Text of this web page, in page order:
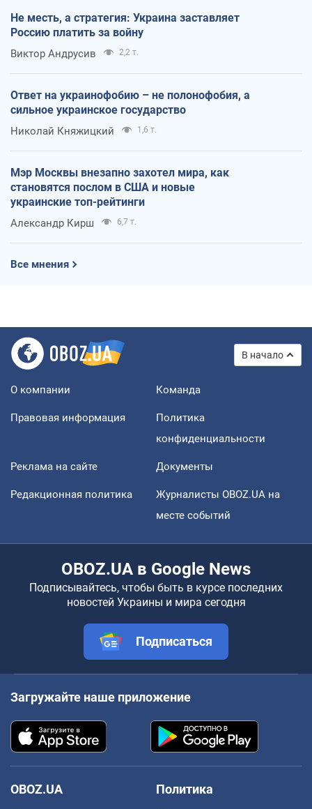
Не месть, а стратегия: Украина заставляет
Россию платить за войну
Виктор Андрусив 2,2 т.
Ответ на украинофобию – не полонофобия, а
сильное украинское государство
Николай Княжицкий 1,6 т.
Мэр Москвы внезапно захотел мира, как
становятся послом в США и новые
украинские топ-рейтинги
Александр Кирш 6,7 т.
Все мнения
В начало
О компании Команда
Правовая информация
Политика
конфиденциальности
Реклама на сайте Документы
Редакционная политика
Журналисты OBOZ.UA на
месте событий
OBOZ.UA в Google News
Подписывайтесь, чтобы быть в курсе последних
новостей Украины и мира сегодня
Подписаться
Загружайте наше приложение
OBOZ.UA
Политика